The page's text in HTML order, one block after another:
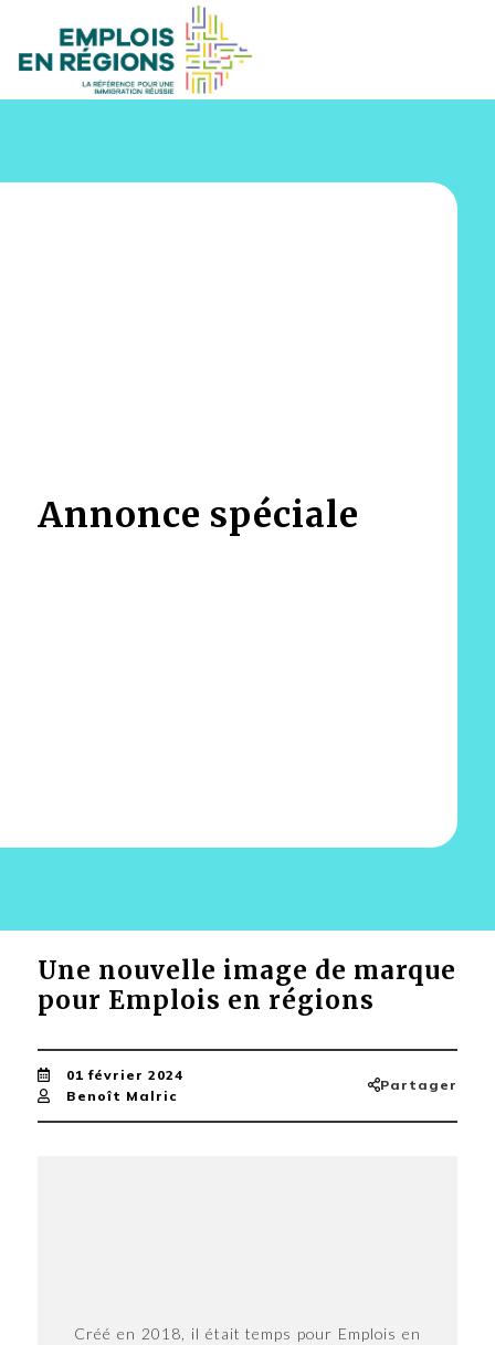
Annonce spéciale
Une nouvelle image de marque
pour Emplois en régions
01 février 2024
Benoît Malric
Partager
Créé en 2018, il était temps pour Emplois en